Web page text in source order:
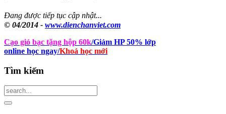
Đang được tiếp tục cập nhật...
© 04/2014 - www.dienchanviet.com
Cạo gió bạc tặng hộp 60k/Giảm HP 50% lớp
online học ngay/Khoá học mới
Tìm kiếm